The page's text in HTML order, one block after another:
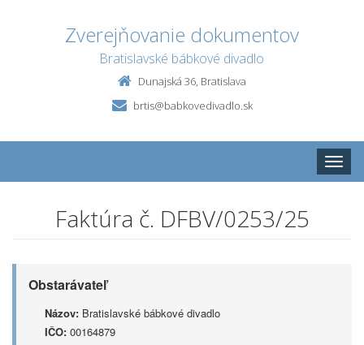
Zverejňovanie dokumentov
Bratislavské bábkové divadlo
Dunajská 36, Bratislava
brtis@babkovedivadlo.sk
Toggle
Faktúra č. DFBV/0253/25
Obstarávateľ
Názov: Bratislavské bábkové divadlo
IČO: 00164879